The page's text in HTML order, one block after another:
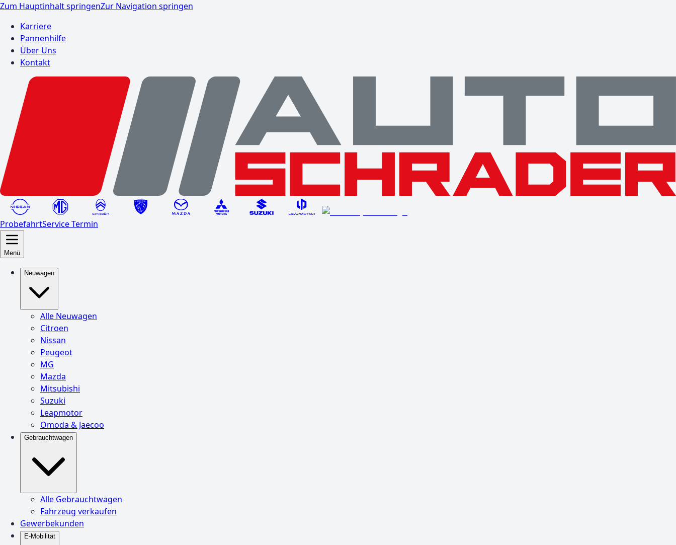
Zum Hauptinhalt springenZur Navigation springen
Karriere
Pannenhilfe
Über Uns
Kontakt
ProbefahrtService Termin
Menü
Neuwagen
Alle Neuwagen
Citroen
Nissan
Peugeot
MG
Mazda
Mitsubishi
Suzuki
Leapmotor
Omoda & Jaecoo
Gebrauchtwagen
Alle Gebrauchtwagen
Fahrzeug verkaufen
Gewerbekunden
E-Mobilität